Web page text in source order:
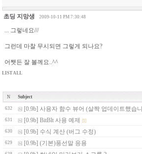
초딩 지망생 2009-10-11 PM 7:30:48
... 그렇네요///
그런데 마찰 무시되면 그렇게 되나요?
어쨋든 잘 볼께요..^^
LIST ALL
N Subject
632 [0.9b] 사용자 함수 뷰어 (살짝 업데이트했습
631 [0.9b] BitBlt 사용 예제 [1]
630 [0.9b] 수식 계산 (버그 수정)
629 [0.9b] (기본)풍선말 응용